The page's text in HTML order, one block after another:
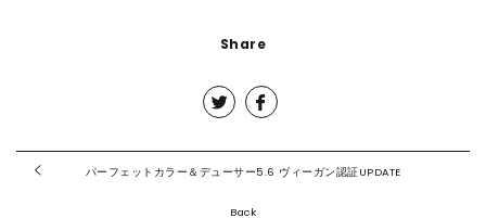
Share
パーフェットカラー＆デューサー5.6 ヴィーガン認証UPDATE
Back